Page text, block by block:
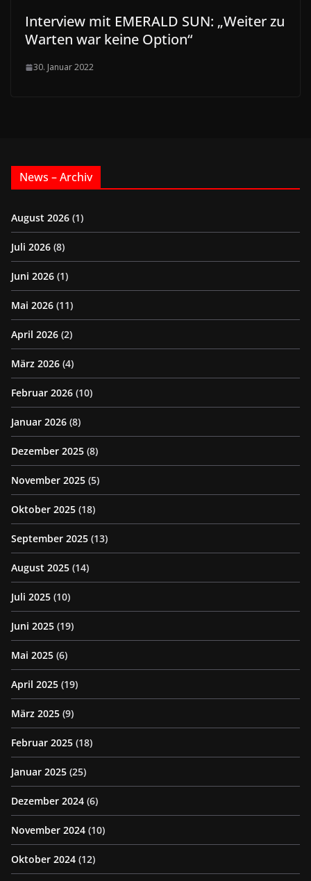
Interview mit EMERALD SUN: „Weiter zu
Warten war keine Option“
30. Januar 2022
News – Archiv
August 2026 (1)
Juli 2026 (8)
Juni 2026 (1)
Mai 2026 (11)
April 2026 (2)
März 2026 (4)
Februar 2026 (10)
Januar 2026 (8)
Dezember 2025 (8)
November 2025 (5)
Oktober 2025 (18)
September 2025 (13)
August 2025 (14)
Juli 2025 (10)
Juni 2025 (19)
Mai 2025 (6)
April 2025 (19)
März 2025 (9)
Februar 2025 (18)
Januar 2025 (25)
Dezember 2024 (6)
November 2024 (10)
Oktober 2024 (12)